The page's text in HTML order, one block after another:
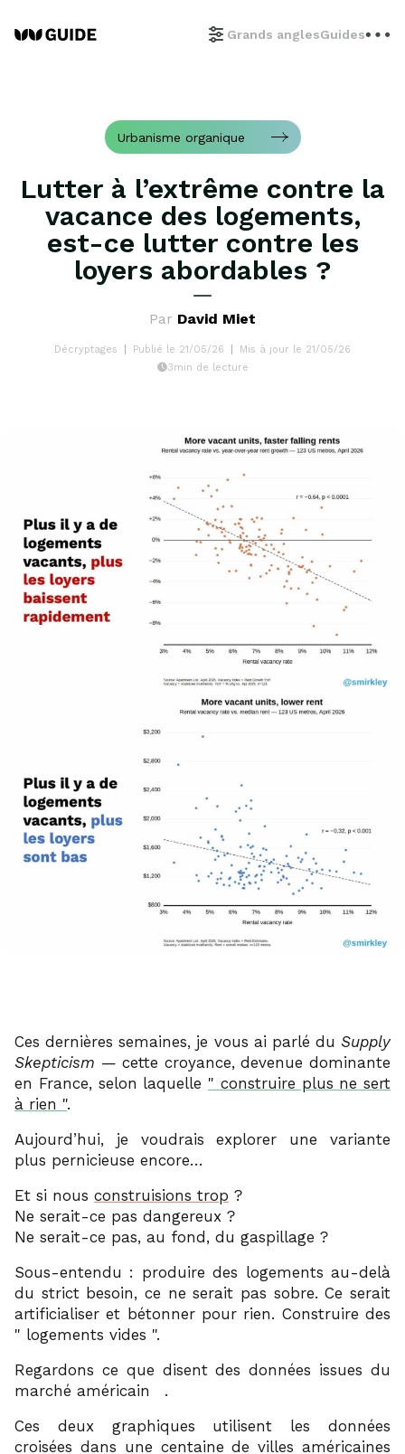
Grands anglesGuides
Urbanisme organique
Lutter à l’extrême contre la
vacance des logements,
est-ce lutter contre les
loyers abordables ?
Par David Miet
Décryptages Publié le 21/05/26
Mis à jour le 21/05/26
3min de lecture
Ces dernières semaines, je vous ai parlé du Supply
Skepticism — cette croyance, devenue dominante
en France, selon laquelle
construire plus ne sert
à rien
.
Aujourd’hui, je voudrais explorer une variante
plus pernicieuse encore…
Et si nous construisions trop ?
Ne serait-ce pas dangereux ?
Ne serait-ce pas, au fond, du gaspillage ?
Sous-entendu : produire des logements au-delà
du strict besoin, ce ne serait pas sobre. Ce serait
artificialiser et bétonner pour rien. Construire des
logements vides .
Regardons ce que disent des données issues du
marché américain
.
Ces deux graphiques utilisent les données
croisées dans une centaine de villes américaines